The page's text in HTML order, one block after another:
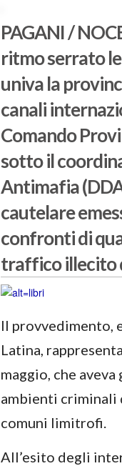
PAGANI /
ritmo serrato
univa la
canali
Comando
sotto il
Antimafia
cautelare
confronti di
traffico illecito
Il provvedimento,
Latina,
maggio, che
ambienti criminali
comuni limitrofi.
All’esito degli